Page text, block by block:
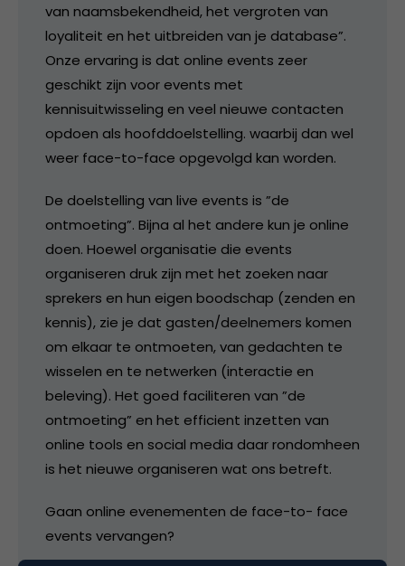
van naamsbekendheid, het vergroten van
loyaliteit en het uitbreiden van je database”.
Onze ervaring is dat online events zeer
geschikt zijn voor events met
kennisuitwisseling en veel nieuwe contacten
opdoen als hoofddoelstelling. waarbij dan wel
weer face-to-face opgevolgd kan worden.
De doelstelling van live events is ”de
ontmoeting”. Bijna al het andere kun je online
doen. Hoewel organisatie die events
organiseren druk zijn met het zoeken naar
sprekers en hun eigen boodschap (zenden en
kennis), zie je dat gasten/deelnemers komen
om elkaar te ontmoeten, van gedachten te
wisselen en te netwerken (interactie en
beleving). Het goed faciliteren van ”de
ontmoeting” en het efficient inzetten van
online tools en social media daar rondomheen
is het nieuwe organiseren wat ons betreft.
Gaan online evenementen de face-to- face
events vervangen?